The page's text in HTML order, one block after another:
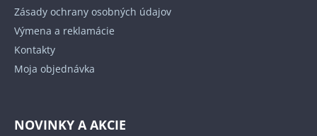
Zásady ochrany osobných údajov
Výmena a reklamácie
Kontakty
Moja objednávka
NOVINKY A AKCIE